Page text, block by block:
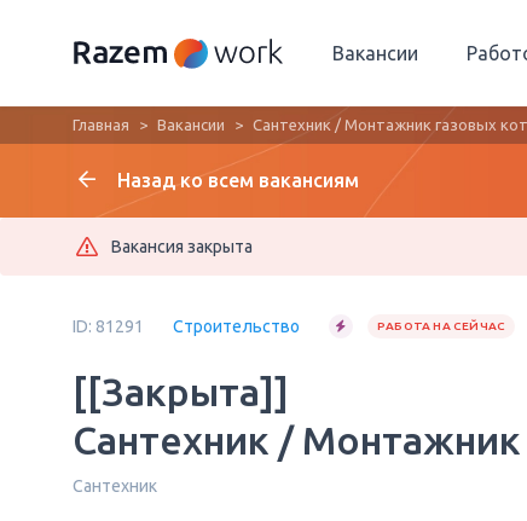
Вакансии
Главная Вакансии Сантехник / Монтажник газовых
Назад ко всем вакансиям
Вакансия закрыта
ID: 81291 Строительство РАБОТА НА СЕЙЧАС
[[Закрыта]]
Сантехник / Монтажник
Сантехник